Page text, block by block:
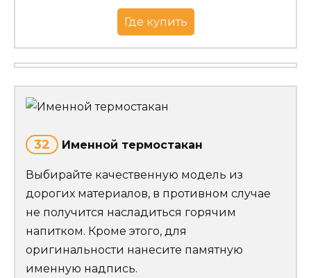
Где купить
32 Именной термостакан
Выбирайте качественную модель из
дорогих материалов, в противном случае
не получится насладиться горячим
напитком. Кроме этого, для
оригинальности нанесите памятную
именную надпись.